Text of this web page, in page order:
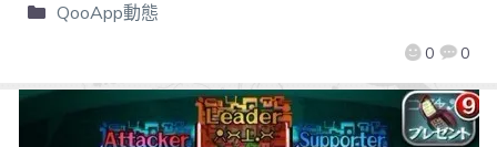
0 0
QooApp動態